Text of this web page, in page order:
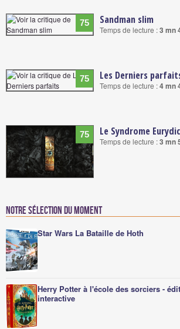
75 Sandman slim
Temps de lecture :3 mn
75 Les Derniers
Temps de lecture :4 mn
75 Le Syndrome
Temps de lecture :3 mn
Notre sélection du moment
Star Wars La Bataille de Hoth
Herry Potter à l'école des sorciers -
interactive